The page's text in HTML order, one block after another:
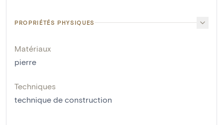
PROPRIÉTÉS PHYSIQUES
Matériaux
pierre
Techniques
technique de construction